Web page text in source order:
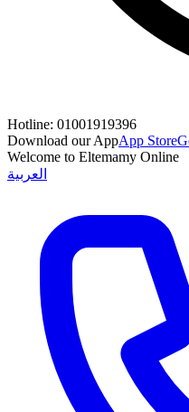
Hotline: 01001919396
Download our AppApp Store
Welcome to Eltemamy Online
العربية